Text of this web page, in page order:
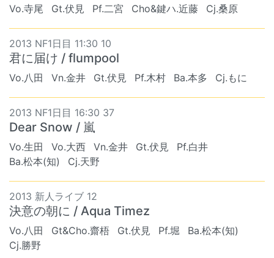
Vo.寺尾 Gt.伏見 Pf.二宮 Cho&鍵ハ.近藤 Cj.桑原
2013 NF1日目 11:30 10
君に届け / flumpool
Vo.八田 Vn.金井 Gt.伏見 Pf.木村 Ba.本多 Cj.もに
2013 NF1日目 16:30 37
Dear Snow / 嵐
Vo.生田 Vo.大西 Vn.金井 Gt.伏見
Pf.白井
Ba.松本(知)
Cj.天野
2013 新人ライブ 12
決意の朝に / Aqua Timez
Vo.八田 Gt&Cho.齋梧 Gt.伏見 Pf.堀
Ba.松本(知)
Cj.勝野